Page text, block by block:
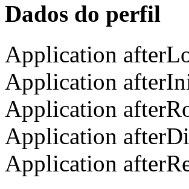
Dados do perfil
Application
Application
Application
Application
Application